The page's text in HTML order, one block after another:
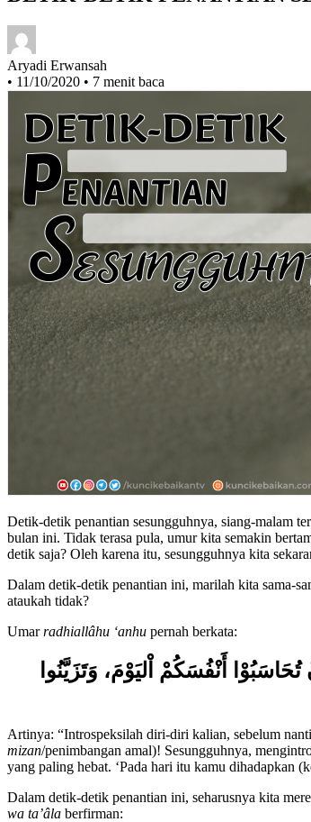
Aryadi Erwansah
• 11/10/2020 • 7 menit baca
Detik-detik penantian sesungguhnya, siang-malam
bulan ini. Tidak terasa pula, umur kita semakin
detik saja? Oleh karena itu, sesungguhnya kita
Dalam detik-detik penantian ini, marilah kita sama-
ataukah tidak?
Umarradhiallâhu ‘anhu pernah berkata:
أَنْفُسَكُمْ اْليَوْمَ، وَتَزَيَّنُوا
Artinya: “Introspeksilah diri-diri kalian, sebelum
mizan/penimbangan amal)! Sesungguhnya,
yang paling hebat. ‘Pada hari itu kamu dihadapkan
Dalam detik-detik penantian ini, seharusnya kita
wa ta’âla berfirman: